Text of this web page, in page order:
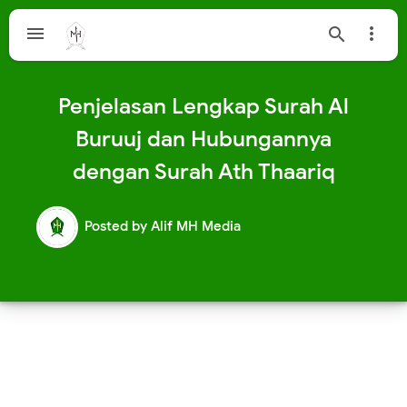
  
Penjelasan Lengkap Surah Al
Buruuj dan Hubungannya
dengan Surah Ath Thaariq
Posted by Alif MH Media